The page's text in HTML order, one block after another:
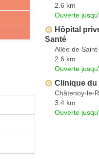
2.6 km
Ouverte
Hôpital
Santé
Allée de
2.6 km
Ouverte
Clinique du
Châtenoy-le-
3.4 km
Ouverte